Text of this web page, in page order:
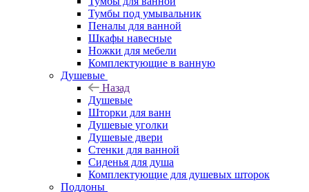
Тумбы под умывальник
Пеналы для ванной
Шкафы навесные
Ножки для мебели
Комплектующие в ванную
Душевые
Назад
Душевые
Шторки для ванн
Душевые уголки
Душевые двери
Стенки для ванной
Сиденья для душа
Комплектующие для душевых шторок
Поддоны